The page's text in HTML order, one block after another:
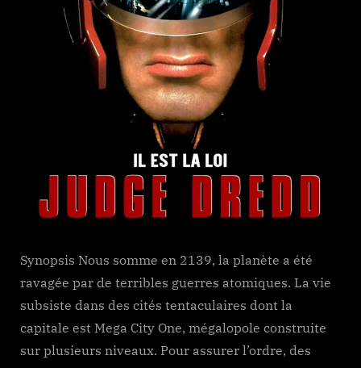
Synopsis Nous somme en 2139, la planète a été
ravagée par de terribles guerres atomiques. La vie
subsiste dans des cités tentaculaires dont la
capitale est Mega City One, mégalopole construite
sur plusieurs niveaux. Pour assurer l’ordre, des